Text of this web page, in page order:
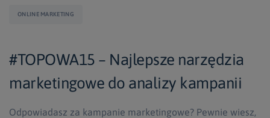
ONLINE MARKETING
#TOPOWA15 – Najlepsze narzędzia
marketingowe do analizy kampanii
Odpowiadasz za kampanie marketingowe? Pewnie wiesz,